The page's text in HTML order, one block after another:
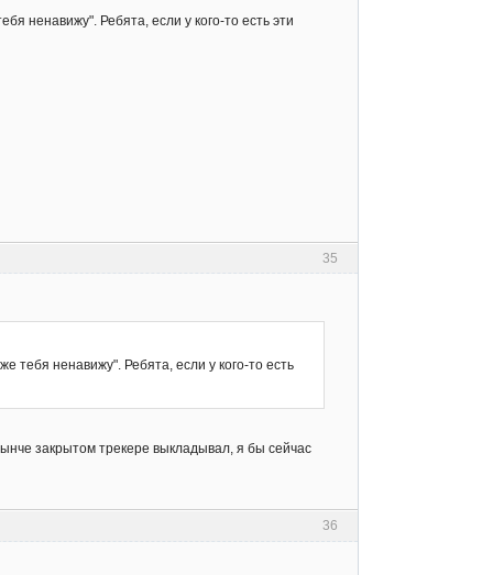
ненавижу". Ребята, если у кого-то есть эти
35
тебя ненавижу". Ребята, если у кого-то есть
закрытом трекере выкладывал, я бы сейчас
36